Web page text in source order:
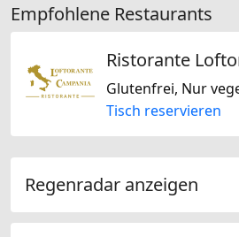
Empfohlene Restaurants
Tisch reservieren
Regenradar anzeigen